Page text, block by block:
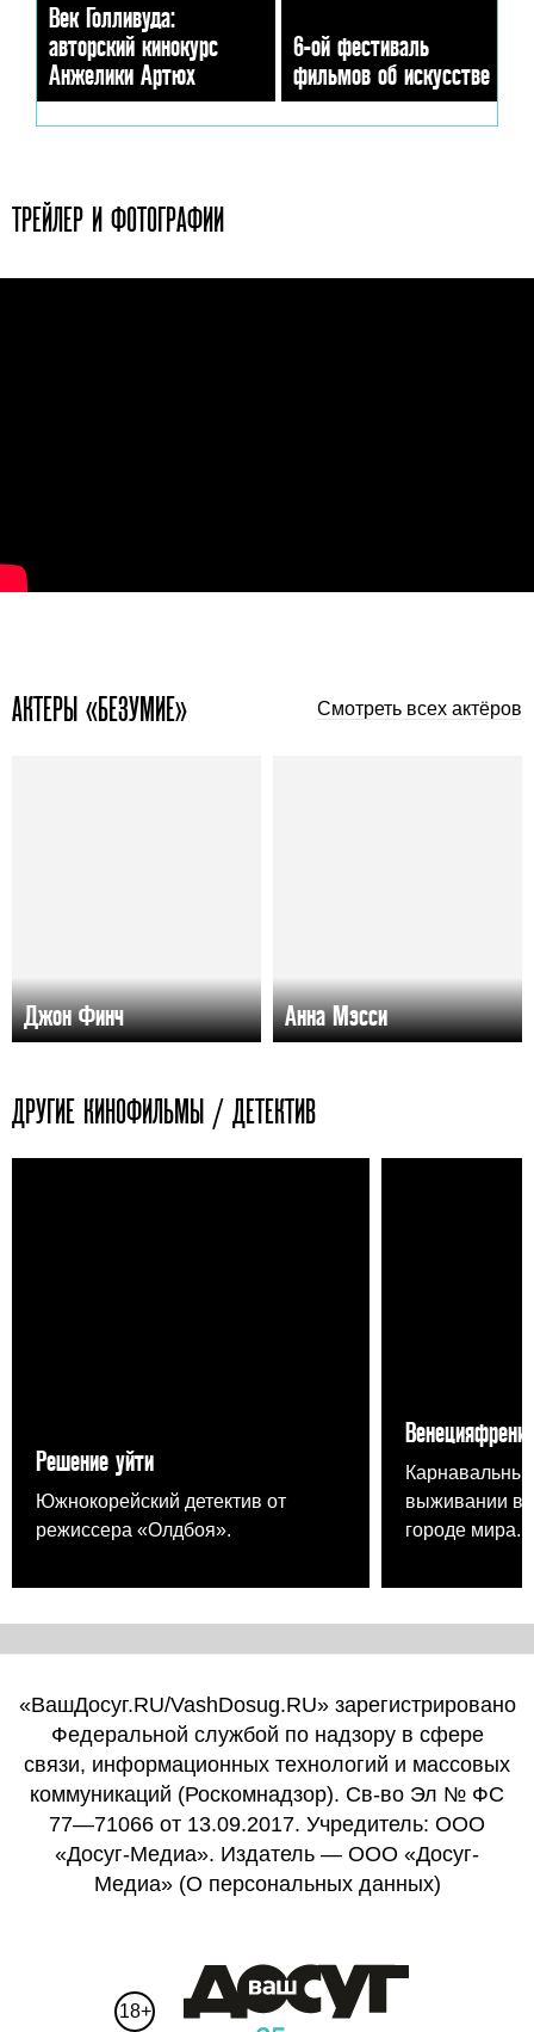
Век Голливуда:
авторский кинокурс
Анжелики Артюх
6-ой фестиваль
фильмов об искусстве
ТРЕЙЛЕР И ФОТОГРАФИИ
АКТЕРЫ «БЕЗУМИЕ» Смотреть всех актёров
Джон Финч Анна Мэсси
ДРУГИЕ КИНОФИЛЬМЫ / ДЕТЕКТИВ
Решение уйти
Южнокорейский детектив от
режиссера «Олдбоя».
выживании в
городе мира.
«ВашДосуг.RU/VashDosug.RU» зарегистрировано
Федеральной службой по надзору в сфере
связи, информационных технологий и массовых
коммуникаций (Роскомнадзор). Св-во Эл № ФС
77—71066 от 13.09.2017. Учредитель: ООО
«Досуг-Медиа». Издатель — ООО «Досуг-
Медиа» (О персональных данных)
18+